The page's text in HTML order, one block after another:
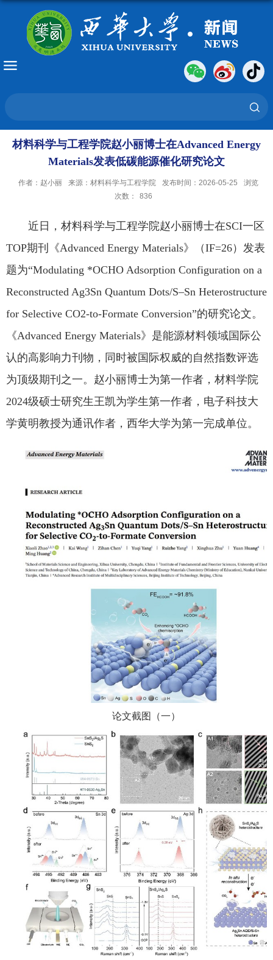
材料科学与工程学院赵小丽博士在Advanced Energy
Materials发表低碳能源催化研究论文
作者：赵小丽 来源：材料科学与工程学院 发布时间：2026-05-25
浏览
次数：
836
近日，材料科学与工程学院赵小丽博士在SCI一区
TOP期刊《Advanced Energy Materials》（IF=26）发表
题为“Modulating *OCHO Adsorption Configuration on a
Reconstructed Ag3Sn Quantum Dots/S–Sn Heterostructure
for Selective CO2-to-Formate Conversion”的研究论文。
《Advanced Energy Materials》是能源材料领域国际公
认的高影响力刊物，同时被国际权威的自然指数评选
为顶级期刊之一。赵小丽博士为第一作者，材料学院
2024级硕士研究生王凯为学生第一作者，电子科技大
学黄明教授为通讯作者， 西华大学为第一完成单位。
论文截图（一）